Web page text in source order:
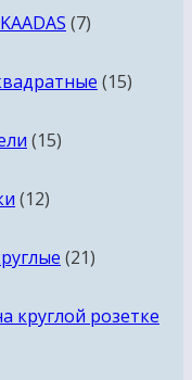
77
1515
1515
1212
2121
круглой розетке